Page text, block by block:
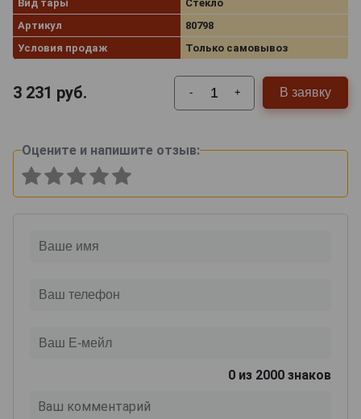
Вид тары
Стекло
Артикул
80798
Условия продаж
Только самовывоз
3 231 руб. - + В заявку
Оцените и напишите отзыв:
0 из 2000 знаков